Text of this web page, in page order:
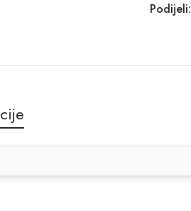
Podijeli: